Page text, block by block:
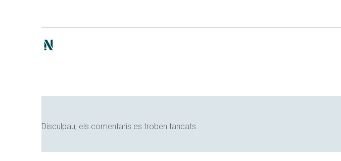
Disculpau, els comentaris es troben tancats